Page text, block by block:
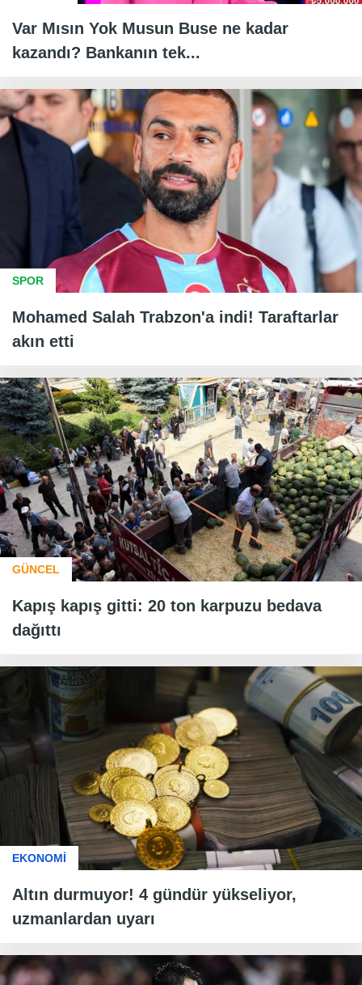
Var Mısın Yok Musun Buse ne kadar
kazandı? Bankanın tek...
SPOR
Mohamed Salah Trabzon'a indi! Taraftarlar
akın etti
GÜNCEL
Kapış kapış gitti: 20 ton karpuzu bedava
dağıttı
EKONOMİ
Altın durmuyor! 4 gündür yükseliyor,
uzmanlardan uyarı